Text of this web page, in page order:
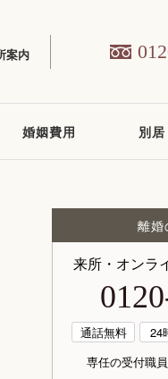
案内
婚姻費用 別居
離婚
来所・オンラ
通話無料 24
専任の受付職